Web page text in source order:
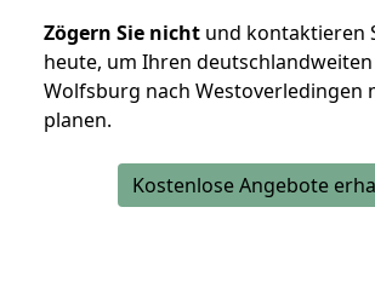
Zögern Sie nicht und kontaktieren
heute, um Ihren
Wolfsburg nach Westoverledingen
planen.
Kostenlose Angebote